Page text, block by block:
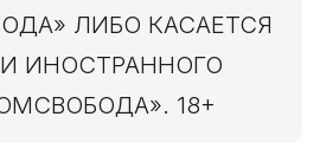
ЛИБО КАСАЕТСЯ
ИНОСТРАННОГО
18+